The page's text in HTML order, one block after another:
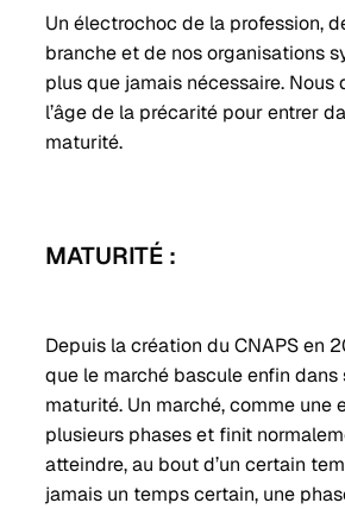
Un électrochoc de la profession,
branche et de nos organisations
plus que jamais nécessaire. Nous
l’âge de la précarité pour entrer
maturité.
MATURITÉ :
Depuis la création du CNAPS en
que le marché bascule enfin dans
maturité. Un marché, comme une
plusieurs phases et finit
atteindre, au bout d’un certain
jamais un temps certain, une